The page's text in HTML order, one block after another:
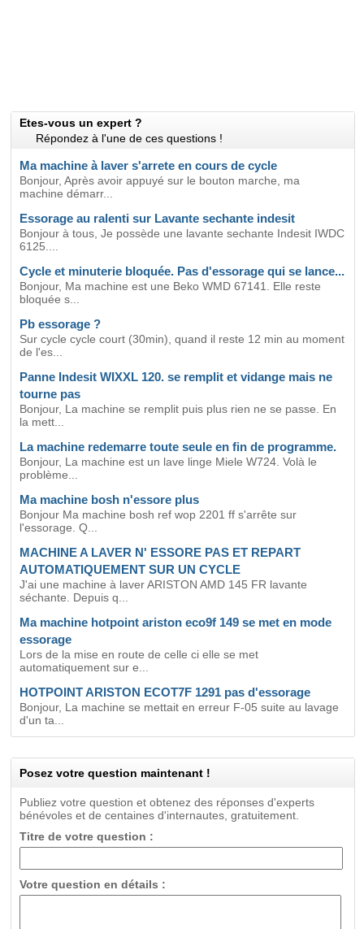
Etes-vous un expert ?
Répondez à l'une de ces questions !
Ma machine à laver s'arrete en cours de cycle
Bonjour, Après avoir appuyé sur le bouton marche, ma
machine démarr...
Essorage au ralenti sur Lavante sechante indesit
Bonjour à tous, Je possède une lavante sechante Indesit IWDC
6125....
Cycle et minuterie bloquée. Pas d'essorage qui se lance...
Bonjour, Ma machine est une Beko WMD 67141. Elle reste
bloquée s...
Pb essorage ?
Sur cycle cycle court (30min), quand il reste 12 min au moment
de l'es...
Panne Indesit WIXXL 120. se remplit et vidange mais ne
tourne pas
Bonjour, La machine se remplit puis plus rien ne se passe. En
la mett...
La machine redemarre toute seule en fin de programme.
Bonjour, La machine est un lave linge Miele W724. Volà le
problème...
Ma machine bosh n'essore plus
Bonjour Ma machine bosh ref wop 2201 ff s'arrête sur
l'essorage. Q...
MACHINE A LAVER N' ESSORE PAS ET REPART
AUTOMATIQUEMENT SUR UN CYCLE
J'ai une machine à laver ARISTON AMD 145 FR lavante
séchante. Depuis q...
Ma machine hotpoint ariston eco9f 149 se met en mode
essorage
Lors de la mise en route de celle ci elle se met
automatiquement sur e...
HOTPOINT ARISTON ECOT7F 1291 pas d'essorage
Bonjour, La machine se mettait en erreur F-05 suite au lavage
d'un ta...
Posez votre question maintenant !
Publiez votre question et obtenez des réponses d'experts
bénévoles et de centaines d'internautes, gratuitement.
Titre de votre question :
Votre question en détails :